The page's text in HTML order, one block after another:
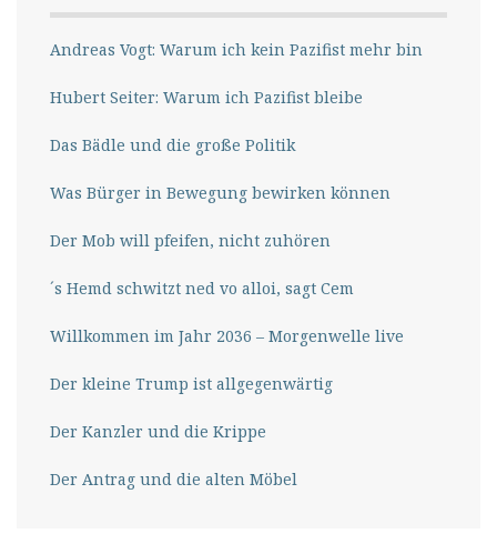
Andreas Vogt: Warum ich kein Pazifist mehr bin
Hubert Seiter: Warum ich Pazifist bleibe
Das Bädle und die große Politik
Was Bürger in Bewegung bewirken können
Der Mob will pfeifen, nicht zuhören
´s Hemd schwitzt ned vo alloi, sagt Cem
Willkommen im Jahr 2036 – Morgenwelle live
Der kleine Trump ist allgegenwärtig
Der Kanzler und die Krippe
Der Antrag und die alten Möbel